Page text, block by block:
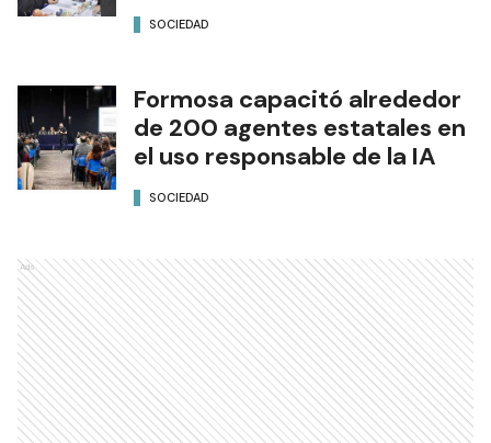
SOCIEDAD
Formosa capacitó alrededor
de 200 agentes estatales en
el uso responsable de la IA
SOCIEDAD
Ads